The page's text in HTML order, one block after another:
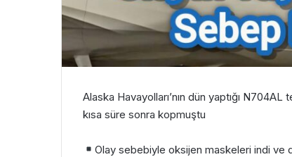
Alaska Havayolları’nın dün yaptığı
kısa süre sonra kopmuştu
Olay sebebiyle oksijen maskeleri indi ve